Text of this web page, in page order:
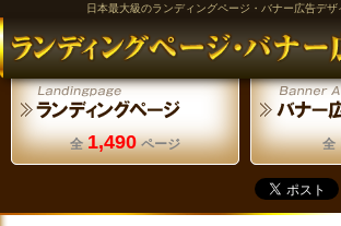
日本最大級のランディングページ・バナー広告デザ
全 1,490 ページ 全